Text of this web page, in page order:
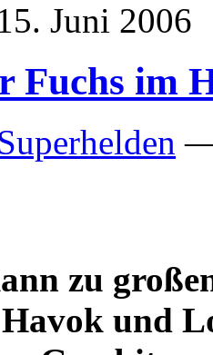
Juni 2006
Fuchs im
—
zu
und